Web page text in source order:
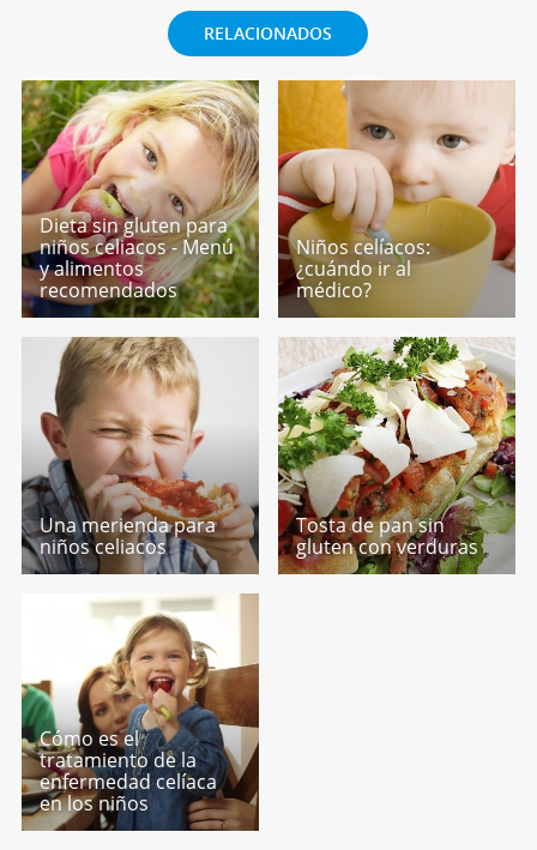
RELACIONADOS
Dieta sin gluten para
niños celiacos - Menú
y alimentos
recomendados
Niños celíacos:
¿cuándo ir al
médico?
Una merienda para
niños celiacos
Tosta de pan sin
gluten con verduras
Cómo es el
tratamiento de la
enfermedad celíaca
en los niños